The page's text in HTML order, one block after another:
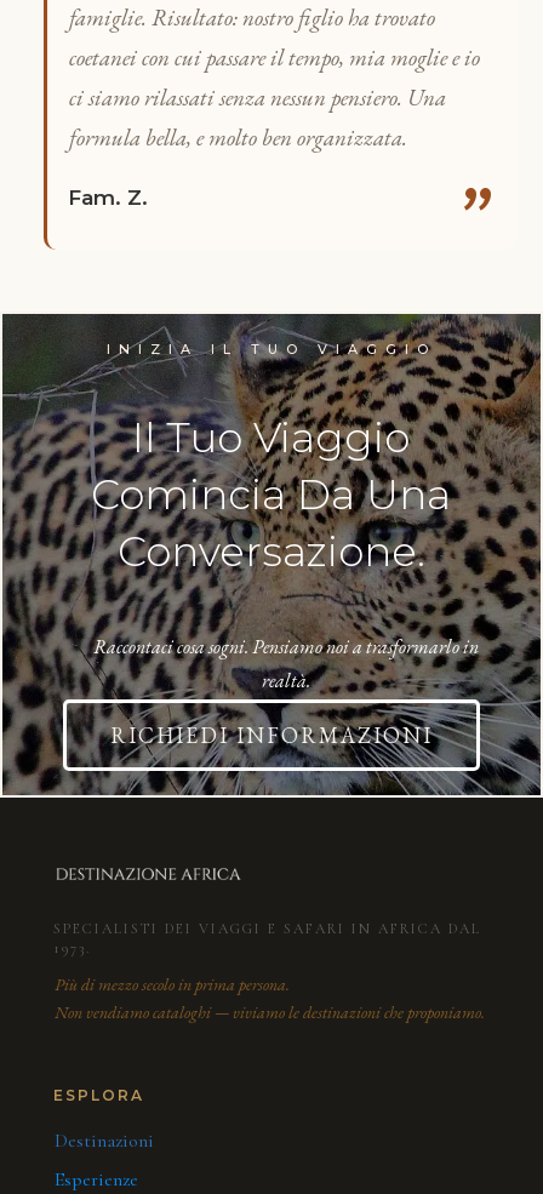
famiglie. Risultato: nostro figlio ha trovato
coetanei con cui passare il tempo, mia moglie e io
ci siamo rilassati senza nessun pensiero. Una
formula bella, e molto ben organizzata.
Fam. Z. "
INIZIA IL TUO VIAGGIO
Il Tuo Viaggio
Comincia Da Una
Conversazione.
Raccontaci cosa sogni. Pensiamo noi a trasformarlo in
realtà.
RICHIEDI INFORMAZIONI
SPECIALISTI DEI VIAGGI E SAFARI IN AFRICA DAL
1973.
Più di mezzo secolo in prima persona.
Non vendiamo cataloghi — viviamo le destinazioni che proponiamo.
ESPLORA
Destinazioni
Esperienze